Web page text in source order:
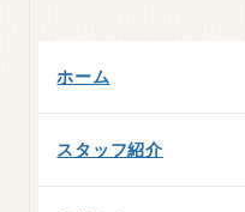
ホーム
スタッフ紹介